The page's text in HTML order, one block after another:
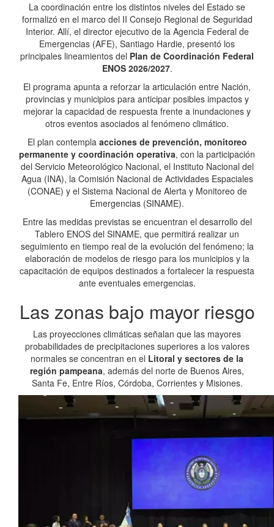
La coordinación entre los distintos niveles del Estado se
formalizó en el marco del II Consejo Regional de Seguridad
Interior. Allí, el director ejecutivo de la Agencia Federal de
Emergencias (AFE), Santiago Hardie, presentó los
principales lineamientos del Plan de Coordinación Federal
ENOS 2026/2027.
El programa apunta a reforzar la articulación entre Nación,
provincias y municipios para anticipar posibles impactos y
mejorar la capacidad de respuesta frente a inundaciones y
otros eventos asociados al fenómeno climático.
El plan contempla acciones de prevención, monitoreo
permanente y coordinación operativa, con la participación
del Servicio Meteorológico Nacional, el Instituto Nacional del
Agua (INA), la Comisión Nacional de Actividades Espaciales
(CONAE) y el Sistema Nacional de Alerta y Monitoreo de
Emergencias (SINAME).
Entre las medidas previstas se encuentran el desarrollo del
Tablero ENOS del SINAME, que permitirá realizar un
seguimiento en tiempo real de la evolución del fenómeno; la
elaboración de modelos de riesgo para los municipios y la
capacitación de equipos destinados a fortalecer la respuesta
ante eventuales emergencias.
Las zonas bajo mayor riesgo
Las proyecciones climáticas señalan que las mayores
probabilidades de precipitaciones superiores a los valores
normales se concentran en el Litoral y sectores de la
región pampeana, además del norte de Buenos Aires,
Santa Fe, Entre Ríos, Córdoba, Corrientes y Misiones.